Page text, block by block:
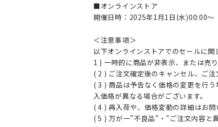
■オンラインストア
開催日時：2025年1月1日(水)00:00～
＜注意事項＞
以下オンラインストアでのセールに
1 ) 一時的に商品が非表示、または売
( 2 ) ご注文確定後のキャンセル、ご
( 3 ) 商品は予告なく価格の変更を行
入価格が異なる場合がございます。
( 4 ) 再入荷や、価格変動の詳細はお
( 5 ) 万が一”不良品”・”ご注文内容と